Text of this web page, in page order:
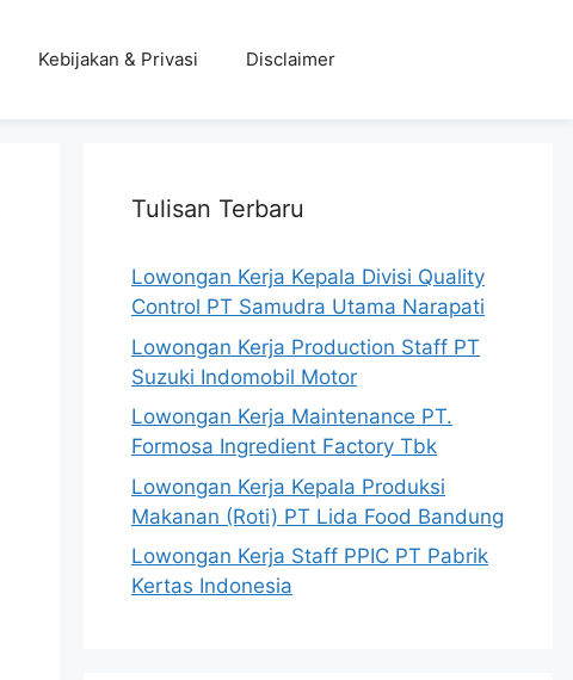
Kebijakan & Privasi Disclaimer
Tulisan Terbaru
Lowongan Kerja Kepala Divisi Quality
Control PT Samudra Utama Narapati
Lowongan Kerja Production Staff PT
Suzuki Indomobil Motor
Lowongan Kerja Maintenance PT.
Formosa Ingredient Factory Tbk
Lowongan Kerja Kepala Produksi
Makanan (Roti) PT Lida Food Bandung
Lowongan Kerja Staff PPIC PT Pabrik
Kertas Indonesia